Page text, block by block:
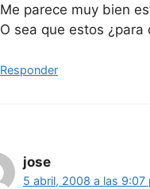
Me parece muy bien
O sea que estos
Responder
jose
5 abril, 2008 a las 9:07